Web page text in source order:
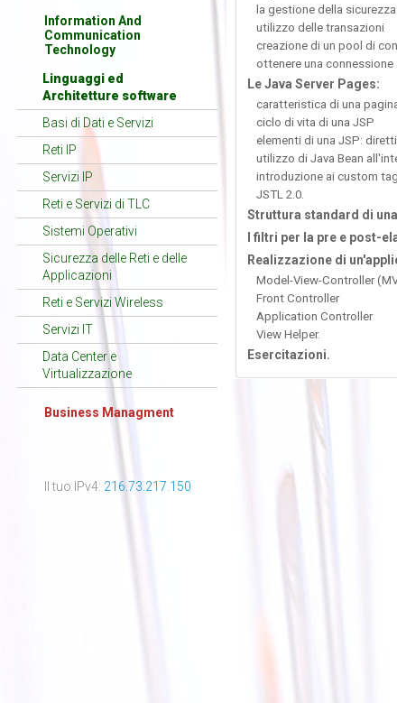
la gestione della sicurezza
utilizzo delle transazioni
creazione di un pool di
ottenere una
Le Java Server Pages:
caratteristica di una
ciclo di vita di una JSP
elementi di una JSP:
utilizzo di Java Bean
introduzione ai custom tag
JSTL 2.0.
Struttura standard di
I filtri per la pre e post-
Realizzazione di
Model-View-Controller
Front Controller
Application Controller
View Helper.
Esercitazioni.
Information And
Communication
Technology
Linguaggi ed
Architetture software
Basi di Dati e Servizi
Reti IP
Servizi IP
Reti e Servizi di TLC
Sistemi Operativi
Sicurezza delle Reti e delle
Applicazioni
Reti e Servizi Wireless
Servizi IT
Data Center e
Virtualizzazione
Business Managment
Il tuo IPv4: 216.73.217.150